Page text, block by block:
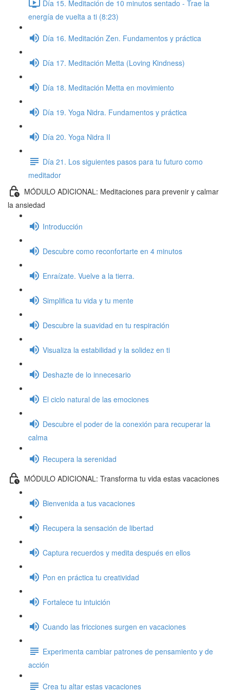
Día 15. Meditación de 10 minutos sentado - Trae la
energía de vuelta a ti (8:23)
Día 16. Meditación Zen. Fundamentos y práctica
Día 17. Meditación Metta (Loving Kindness)
Día 18. Meditación Metta en movimiento
Día 19. Yoga Nidra. Fundamentos y práctica
Día 20. Yoga Nidra II
Día 21. Los siguientes pasos para tu futuro como
meditador
MÓDULO ADICIONAL: Meditaciones para prevenir y calmar
la ansiedad
Introducción
Descubre como reconfortarte en 4 minutos
Enraízate. Vuelve a la tierra.
Simplifica tu vida y tu mente
Descubre la suavidad en tu respiración
Visualiza la estabilidad y la solidez en ti
Deshazte de lo innecesario
El ciclo natural de las emociones
Descubre el poder de la conexión para recuperar la
calma
Recupera la serenidad
MÓDULO ADICIONAL: Transforma tu vida estas vacaciones
Bienvenida a tus vacaciones
Recupera la sensación de libertad
Captura recuerdos y medita después en ellos
Pon en práctica tu creatividad
Fortalece tu intuición
Cuando las fricciones surgen en vacaciones
Experimenta cambiar patrones de pensamiento y de
acción
Crea tu altar estas vacaciones